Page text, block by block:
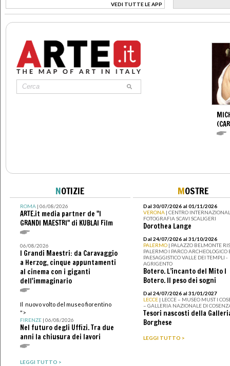
VEDI TUTTE LE APP
>
NOTIZIE
ROMA| 06/08/2026
ARTE.it media partner de "I
GRANDI MAESTRI" di KUBLAI Film
06/08/2026
I Grandi Maestri: da Caravaggio
a Herzog, cinque appuntamenti
al cinema con i giganti
dell'immaginario
Il nuovo volto del museo fiorentino
">
FIRENZE| 06/08/2026
Nel futuro degli Uffizi. Tra due
anni la chiusura dei lavori
LEGGI TUTTO >
MOSTRE
Dal 30/07/2026 al 01/11/2026
VERONA | CENTRO
FOTOGRAFIA SCAVI SCALIGERI
Dorothea Lange
Dal 24/07/2026 al 31/10/2026
PALERMO | PALAZZO BELMONTE
PALERMO I PARCO ARCHEOLOGICO
PAESAGGISTICO VALLE DEI TEMPLI -
AGRIGENTO
Botero. L’incanto del Mito I
Botero. Il peso dei sogni
Dal 24/07/2026 al 31/01/2027
LECCE | LECCE – MUSEO MUST I
– GALLERIA NAZIONALE DI
Tesori nascosti della
Borghese
LEGGI TUTTO >